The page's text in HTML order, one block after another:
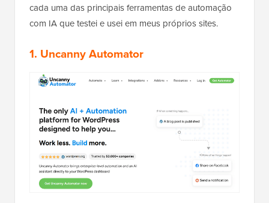
cada uma das principais ferramentas de automação
com IA que testei e usei em meus próprios sites.
1. Uncanny Automator